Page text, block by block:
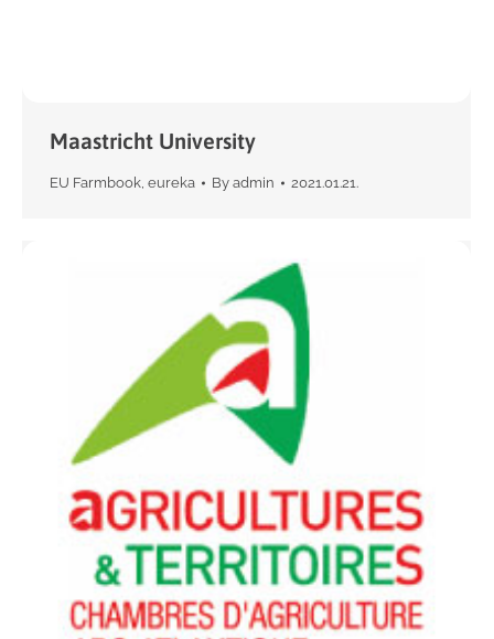
Maastricht University
EU Farmbook, eureka By admin 2021.01.21.